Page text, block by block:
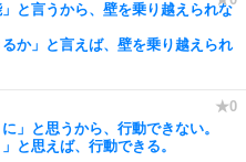
」と言うから、壁を乗り越えられな
るか」と言えば、壁を乗り越えられ
」と思うから、行動できない。
と思えば、行動できる。